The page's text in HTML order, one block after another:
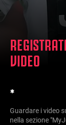
VIDEO
*
Guardare i video
nella sezione